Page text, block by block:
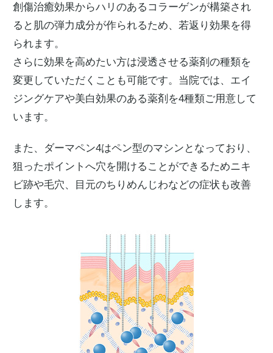
創傷治癒効果からハリのあるコラーゲンが構築され
ると肌の弾力成分が作られるため、若返り効果を得
られます。
さらに効果を高めたい方は浸透させる薬剤の種類を
変更していただくことも可能です。当院では、エイ
ジングケアや美白効果のある薬剤を4種類ご用意して
います。
また、ダーマペン4はペン型のマシンとなっており、
狙ったポイントへ穴を開けることができるためニキ
ビ跡や毛穴、目元のちりめんじわなどの症状も改善
します。